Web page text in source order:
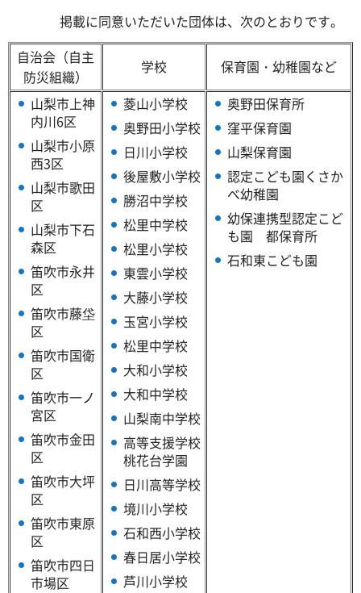
掲載に同意いただいた団体は、次のとおりです。
自治会（自主
防災組織）
学校
保育園・幼稚園など
山梨市上神
内川6区
山梨市小原
西3区
山梨市歌田
区
山梨市下石
森区
笛吹市永井
区
笛吹市藤垈
区
笛吹市国衛
区
笛吹市一ノ
宮区
笛吹市金田
区
笛吹市大坪
区
笛吹市東原
区
笛吹市四日
市場区
菱山小学校
奥野田小学校
日川小学校
後屋敷小学校
勝沼中学校
松里中学校
松里小学校
東雲小学校
大藤小学校
玉宮小学校
松里中学校
大和小学校
大和中学校
山梨南中学校
高等支援学校
桃花台学園
日川高等学校
境川小学校
石和西小学校
春日居小学校
芦川小学校
奥野田保育所
窪平保育園
山梨保育園
認定こども園くさか
べ幼稚園
幼保連携型認定こど
も園 都保育所
石和東こども園